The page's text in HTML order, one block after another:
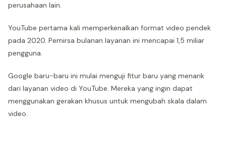
perusahaan lain.
YouTube pertama kali memperkenalkan format video pendek
pada 2020. Pemirsa bulanan layanan ini mencapai 1,5 miliar
pengguna.
Google baru-baru ini mulai menguji fitur baru yang menarik
dari layanan video di YouTube. Mereka yang ingin dapat
menggunakan gerakan khusus untuk mengubah skala dalam
video.